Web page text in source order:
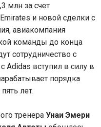
млн за счет
и новой сделки с
авиакомпания
команды до конца
сотрудничество с
Adidas вступил в силу в
порядка
лет.
тренера Унаи Эмери